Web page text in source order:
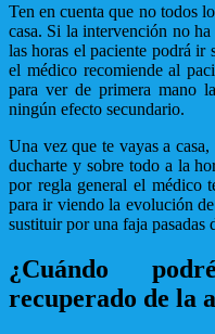
Ten en cuenta que no todos
casa. Si la intervención no
las horas el paciente podrá ir
el médico recomiende al
para ver de primera mano
ningún efecto secundario.
Una vez que te vayas a
ducharte y sobre todo a la
por regla general el médico
para ir viendo la evolución
sustituir por una faja pasadas
¿Cuándo
recuperado de la